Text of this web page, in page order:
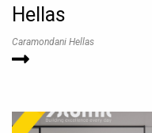
Hellas
Caramondani Hellas